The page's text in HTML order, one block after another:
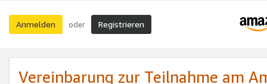
Anmelden oder Registrieren
Vereinbarung zur Teilnahme am